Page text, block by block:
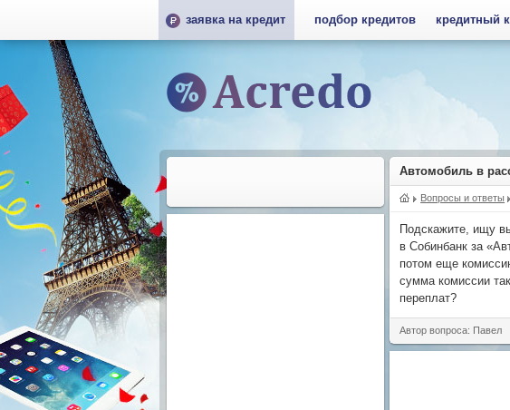
Автомобиль в
Вопросы и ответы
Подскажите, ищу
в Собинбанк за
потом еще
сумма комиссии
переплат?
Автор вопроса: Павел
заявка на кредит подбор кредитов кредитный